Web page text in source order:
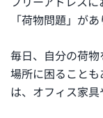
「荷物問題」があ
毎日、自分の荷
場所に困ること
は、オフィス家具